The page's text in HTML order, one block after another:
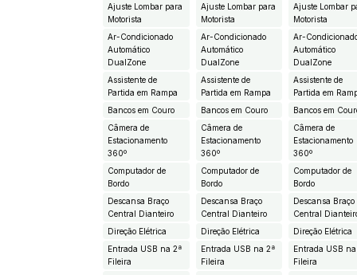
Ajuste Lombar para
Motorista
Ar-Condicionado
Automático
DualZone
Assistente de
Partida em Rampa
Bancos em Couro
Câmera de
Estacionamento
360º
Computador de
Bordo
Descansa Braço
Central Dianteiro
Direção Elétrica
Entrada USB na 2ª
Fileira
Ajuste Lombar para
Motorista
Ar-Condicionado
Automático
DualZone
Assistente de
Partida em Rampa
Bancos em Couro
Câmera de
Estacionamento
360º
Computador de
Bordo
Descansa Braço
Central Dianteiro
Direção Elétrica
Entrada USB na 2ª
Fileira
Ajuste Lombar
Motorista
Ar-
Automático
DualZone
Assistente de
Partida em
Bancos em
Câmera de
Estacionamento
360º
Computador de
Bordo
Descansa Braço
Central
Direção Elétrica
Entrada USB
Fileira